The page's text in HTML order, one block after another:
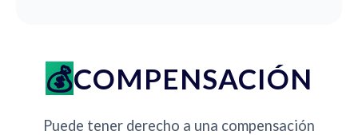
COMPENSACIÓN
Puede tener derecho a una compensación